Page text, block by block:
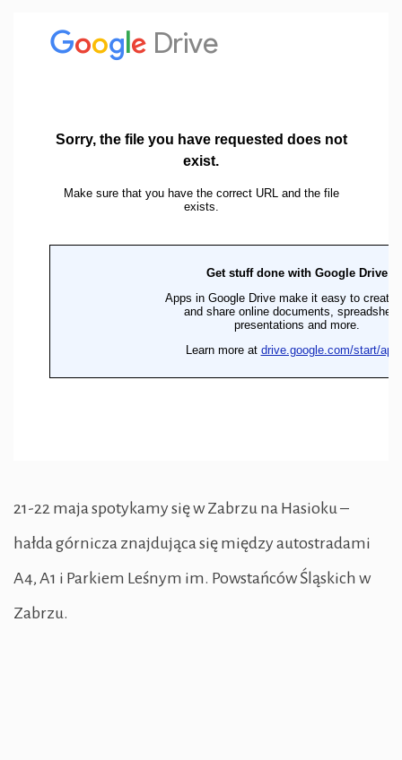
21-22 maja spotykamy się w Zabrzu na Hasioku –
hałda górnicza znajdująca się między autostradami
A4, A1 i Parkiem Leśnym im. Powstańców Śląskich w
Zabrzu.